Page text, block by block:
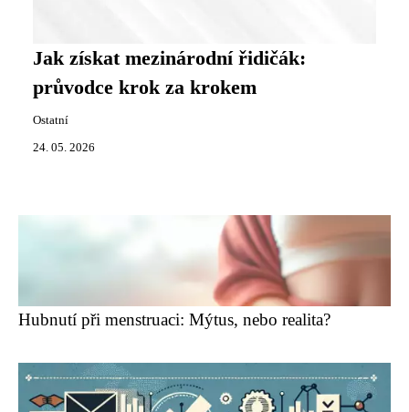
Jak získat mezinárodní řidičák:
průvodce krok za krokem
Ostatní
24. 05. 2026
Hubnutí při menstruaci: Mýtus, nebo realita?